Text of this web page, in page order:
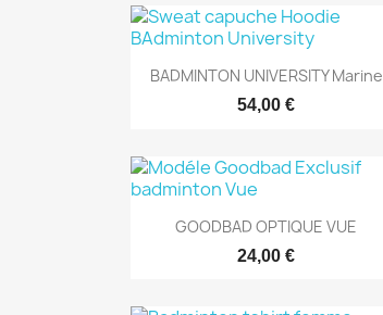
Aperçu rapide
BADMINTON UNIVERSITY Marine
54,00 €
Aperçu rapide
GOODBAD OPTIQUE VUE
24,00 €